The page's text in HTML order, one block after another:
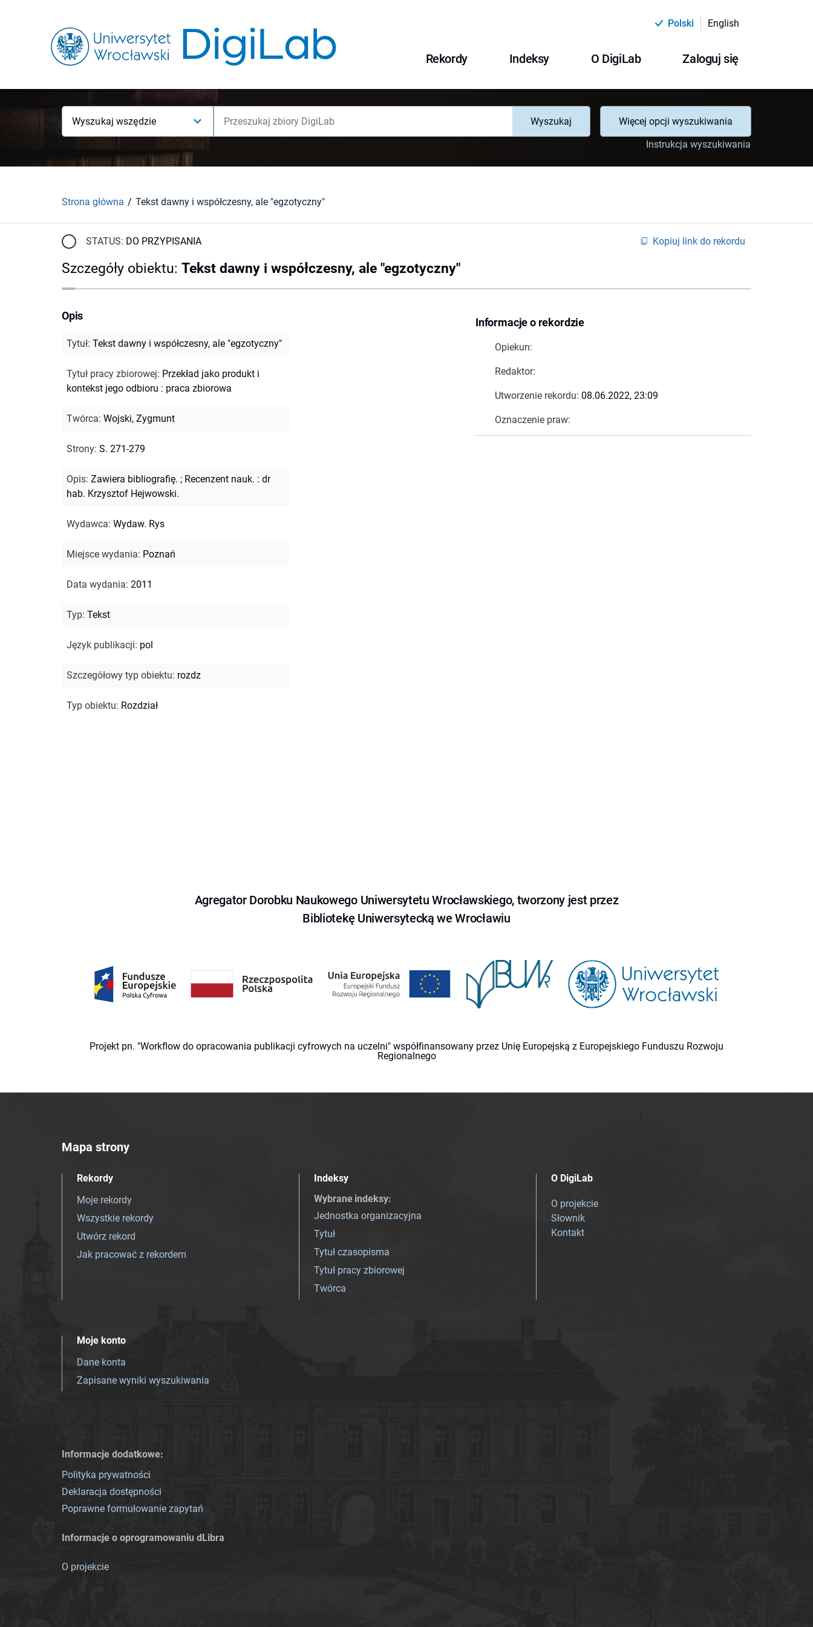
Polski English
Rekordy Indeksy O DigiLab Zaloguj się
Wyszukaj wszędzie Wyszukaj
Więcej opcji wyszukiwania
Instrukcja wyszukiwania
Strona główna Tekst dawny i współczesny, ale "egzotyczny"
STATUS: DO PRZYPISANIA Kopiuj link do rekordu
Szczegóły obiektu: Tekst dawny i współczesny, ale "egzotyczny"
Informacje o rekordzie
Opiekun:
Redaktor:
Utworzenie rekordu: 08.06.2022, 23:09
Oznaczenie praw:
Opis
Tytuł: Tekst dawny i współczesny, ale "egzotyczny"
Tytuł pracy zbiorowej: Przekład jako produkt i
kontekst jego odbioru : praca zbiorowa
Twórca: Wojski, Zygmunt
Strony: S. 271-279
Opis: Zawiera bibliografię. ; Recenzent nauk. : dr
hab. Krzysztof Hejwowski.
Wydawca: Wydaw. Rys
Miejsce wydania: Poznań
Data wydania: 2011
Typ: Tekst
Język publikacji: pol
Szczegółowy typ obiektu: rozdz
Typ obiektu: Rozdział
Agregator Dorobku Naukowego Uniwersytetu Wrocławskiego, tworzony jest przez
Bibliotekę Uniwersytecką we Wrocławiu
Projekt pn. "Workflow do opracowania publikacji cyfrowych na uczelni" współfinansowany przez Unię Europejską z Europejskiego Funduszu Rozwoju
Regionalnego
Mapa strony
Rekordy
Moje rekordy
Wszystkie rekordy
Utwórz rekord
Jak pracować z rekordem
Indeksy
Wybrane indeksy:
Jednostka organizacyjna
Tytuł
Tytuł czasopisma
Tytuł pracy zbiorowej
Twórca
O DigiLab
O projekcie
Słownik
Kontakt
Moje konto
Dane konta
Zapisane wyniki wyszukiwania
Informacje dodatkowe:
Polityka prywatności
Deklaracja dostępności
Poprawne formułowanie zapytań
Informacje o oprogramowaniu dLibra
O projekcie